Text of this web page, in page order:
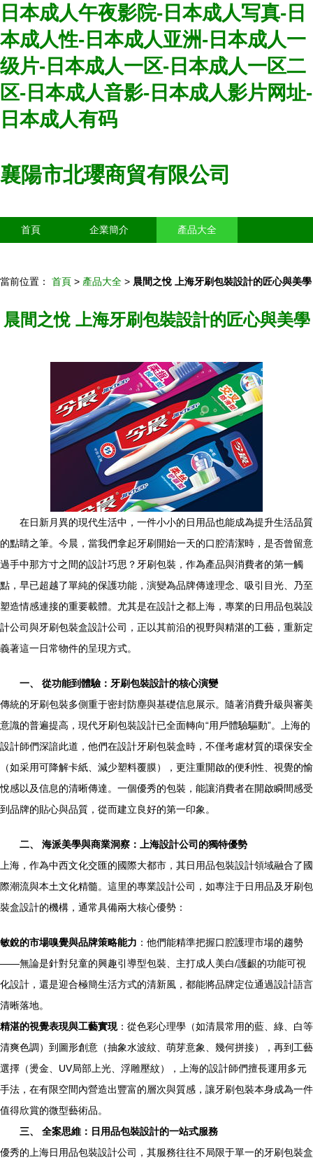
日本成人午夜影院-日本成人写真-日
本成人性-日本成人亚洲-日本成人一
级片-日本成人一区-日本成人一区二
区-日本成人音影-日本成人影片网址-
日本成人有码
襄陽市北瓔商貿有限公司
首頁 企業簡介 產品大全
當前位置： 首頁 > 產品大全 > 晨間之悅 上海牙刷包裝設計的匠心與美學
晨間之悅 上海牙刷包裝設計的匠心與美學
在日新月異的現代生活中，一件小小的日用品也能成為提升生活品質
的點睛之筆。今晨，當我們拿起牙刷開始一天的口腔清潔時，是否曾留意
過手中那方寸之間的設計巧思？牙刷包裝，作為產品與消費者的第一觸
點，早已超越了單純的保護功能，演變為品牌傳達理念、吸引目光、乃至
塑造情感連接的重要載體。尤其是在設計之都上海，專業的日用品包裝設
計公司與牙刷包裝盒設計公司，正以其前沿的視野與精湛的工藝，重新定
義著這一日常物件的呈現方式。
一、 從功能到體驗：牙刷包裝設計的核心演變
傳統的牙刷包裝多側重于密封防塵與基礎信息展示。隨著消費升級與審美
意識的普遍提高，現代牙刷包裝設計已全面轉向“用戶體驗驅動”。上海的
設計師們深諳此道，他們在設計牙刷包裝盒時，不僅考慮材質的環保安全
（如采用可降解卡紙、減少塑料覆膜），更注重開啟的便利性、視覺的愉
悅感以及信息的清晰傳達。一個優秀的包裝，能讓消費者在開啟瞬間感受
到品牌的貼心與品質，從而建立良好的第一印象。
二、 海派美學與商業洞察：上海設計公司的獨特優勢
上海，作為中西文化交匯的國際大都市，其日用品包裝設計領域融合了國
際潮流與本土文化精髓。這里的專業設計公司，如專注于日用品及牙刷包
裝盒設計的機構，通常具備兩大核心優勢：
敏銳的市場嗅覺與品牌策略能力 ：他們能精準把握口腔護理市場的趨勢
——無論是針對兒童的興趣引導型包裝、主打成人美白/護齦的功能可視
化設計，還是迎合極簡生活方式的清新風，都能將品牌定位通過設計語言
清晰落地。
精湛的視覺表現與工藝實現：從色彩心理學（如清晨常用的藍、綠、白等
清爽色調）到圖形創意（抽象水波紋、萌芽意象、幾何拼接），再到工藝
選擇（燙金、UV局部上光、浮雕壓紋），上海的設計師們擅長運用多元
手法，在有限空間內營造出豐富的層次與質感，讓牙刷包裝本身成為一件
值得欣賞的微型藝術品。
三、 全案思維：日用品包裝設計的一站式服務
優秀的上海日用品包裝設計公司，其服務往往不局限于單一的牙刷包裝盒